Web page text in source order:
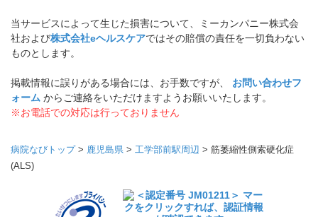
当サービスによって生じた損害について、ミーカンパニー株式会
社および株式会社eヘルスケアではその賠償の責任を一切負わない
ものとします。
掲載情報に誤りがある場合には、お手数ですが、 お問い合わせフ
ォーム からご連絡をいただけますようお願いいたします。
※お電話での対応は行っておりません
病院なびトップ> 鹿児島県 > 工学部前駅周辺 > 筋萎縮性側索硬化症
(ALS)